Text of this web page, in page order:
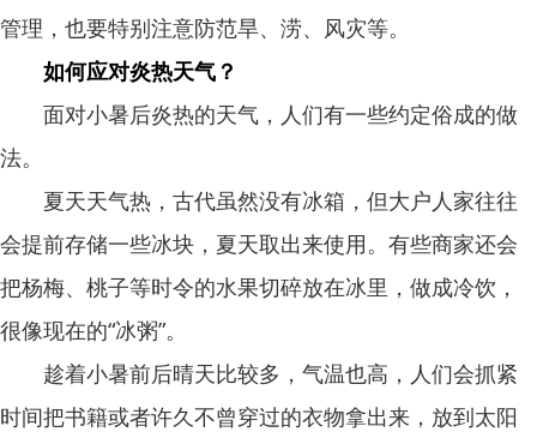
管理，也要特别注意防范旱、涝、风灾等。
如何应对炎热天气？
面对小暑后炎热的天气，人们有一些约定俗成的做
法。
夏天天气热，古代虽然没有冰箱，但大户人家往往
会提前存储一些冰块，夏天取出来使用。有些商家还会
把杨梅、桃子等时令的水果切碎放在冰里，做成冷饮，
很像现在的“冰粥”。
趁着小暑前后晴天比较多，气温也高，人们会抓紧
时间把书籍或者许久不曾穿过的衣物拿出来，放到太阳